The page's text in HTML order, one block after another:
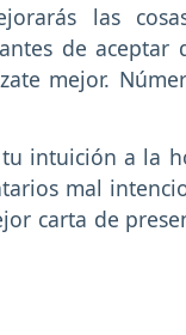
las
de aceptar
mejor.
intuición a la
mal
carta de